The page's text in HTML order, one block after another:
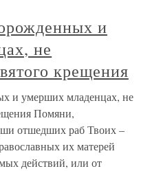
и
не
крещения
и умерших младенцах, не
Помяни,
отшедших раб Твоих –
их матерей
действий, или от